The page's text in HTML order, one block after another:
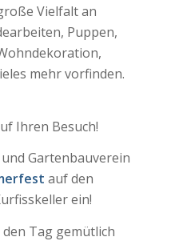
Vielfalt an
Puppen,
mehr vorfinden.
Ihren Besuch!
Gartenbauverein
auf den
ein!
Tag gemütlich